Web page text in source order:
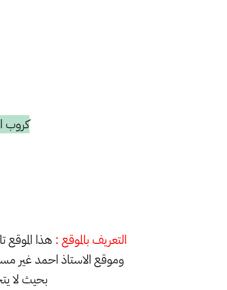
كروب
التعريف بالموقع : هذا الموقع
وموقع الاستاذ احمد غير
بحيث لا